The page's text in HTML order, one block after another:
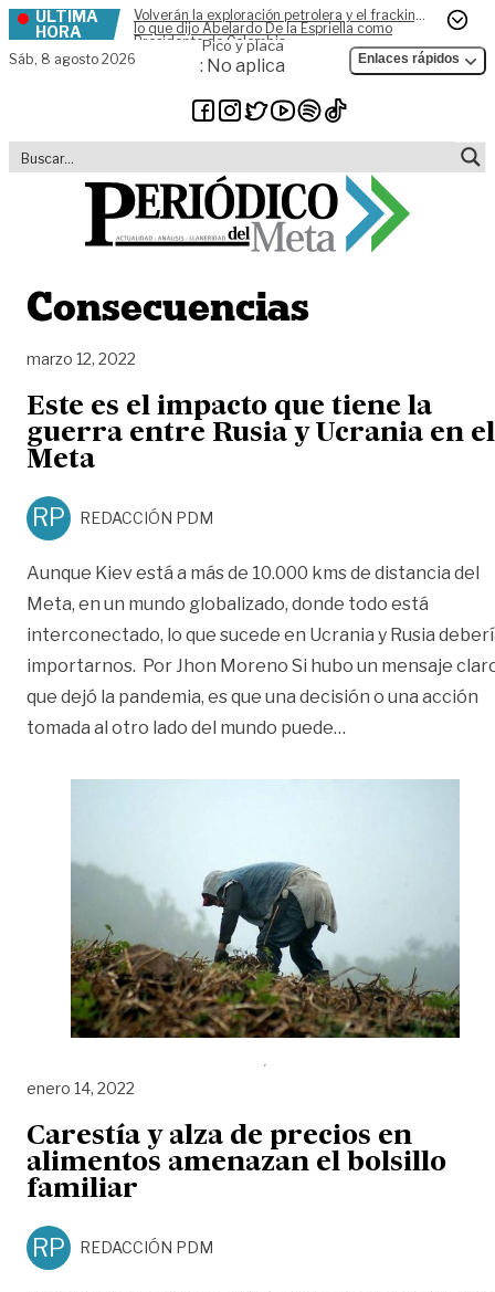
Skip to content
ÚLTIMA
HORA
Volverán la exploración petrolera y el fracking,
lo que dijo Abelardo De la Espriella como
Presidente de Colombia
Sáb, 8 agosto 2026
Pico y placa
: No aplica Enlaces rápidos
Consecuencias
marzo 12, 2022
Este es el impacto que tiene la
guerra entre Rusia y Ucrania en el
Meta
RP REDACCIÓN PDM
Aunque Kiev está a más de 10.000 kms de distancia del
Meta, en un mundo globalizado, donde todo está
interconectado, lo que sucede en Ucrania y Rusia
importarnos. Por Jhon Moreno Si hubo un mensaje
que dejó la pandemia, es que una decisión o una acción
tomada al otro lado del mundo puede…
enero 14, 2022
Carestía y alza de precios en
alimentos amenazan el bolsillo
familiar
RP REDACCIÓN PDM